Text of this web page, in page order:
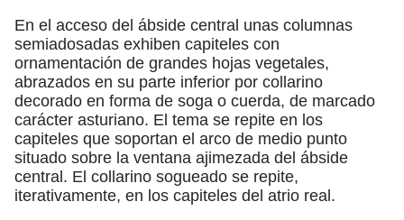
En el acceso del ábside central unas columnas
semiadosadas exhiben capiteles con
ornamentación de grandes hojas vegetales,
abrazados en su parte inferior por collarino
decorado en forma de soga o cuerda, de marcado
carácter asturiano. El tema se repite en los
capiteles que soportan el arco de medio punto
situado sobre la ventana ajimezada del ábside
central. El collarino sogueado se repite,
iterativamente, en los capiteles del atrio real.